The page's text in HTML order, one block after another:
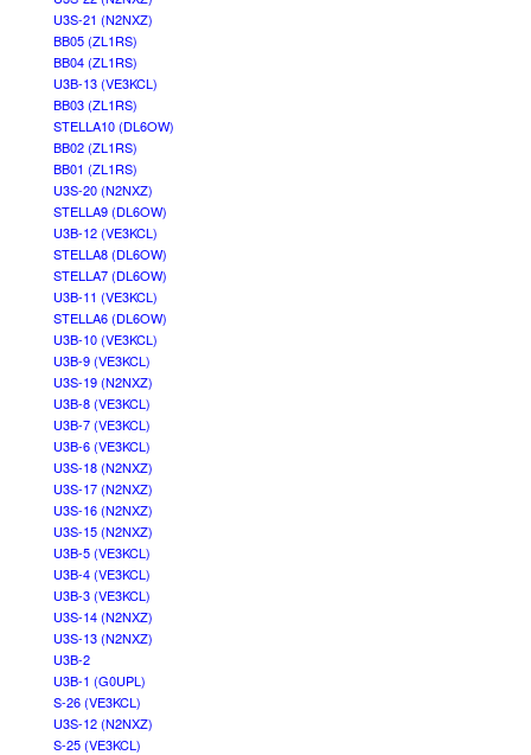
U3S-21 (N2NXZ)
BB05 (ZL1RS)
BB04 (ZL1RS)
U3B-13 (VE3KCL)
BB03 (ZL1RS)
STELLA10 (DL6OW)
BB02 (ZL1RS)
BB01 (ZL1RS)
U3S-20 (N2NXZ)
STELLA9 (DL6OW)
U3B-12 (VE3KCL)
STELLA8 (DL6OW)
STELLA7 (DL6OW)
U3B-11 (VE3KCL)
STELLA6 (DL6OW)
U3B-10 (VE3KCL)
U3B-9 (VE3KCL)
U3S-19 (N2NXZ)
U3B-8 (VE3KCL)
U3B-7 (VE3KCL)
U3B-6 (VE3KCL)
U3S-18 (N2NXZ)
U3S-17 (N2NXZ)
U3S-16 (N2NXZ)
U3S-15 (N2NXZ)
U3B-5 (VE3KCL)
U3B-4 (VE3KCL)
U3B-3 (VE3KCL)
U3S-14 (N2NXZ)
U3S-13 (N2NXZ)
U3B-2
U3B-1 (G0UPL)
S-26 (VE3KCL)
U3S-12 (N2NXZ)
S-25 (VE3KCL)